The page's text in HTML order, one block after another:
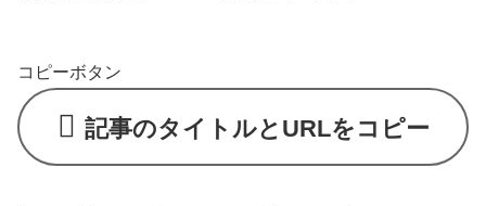
コピーボタン
記事のタイトルとURLをコピー